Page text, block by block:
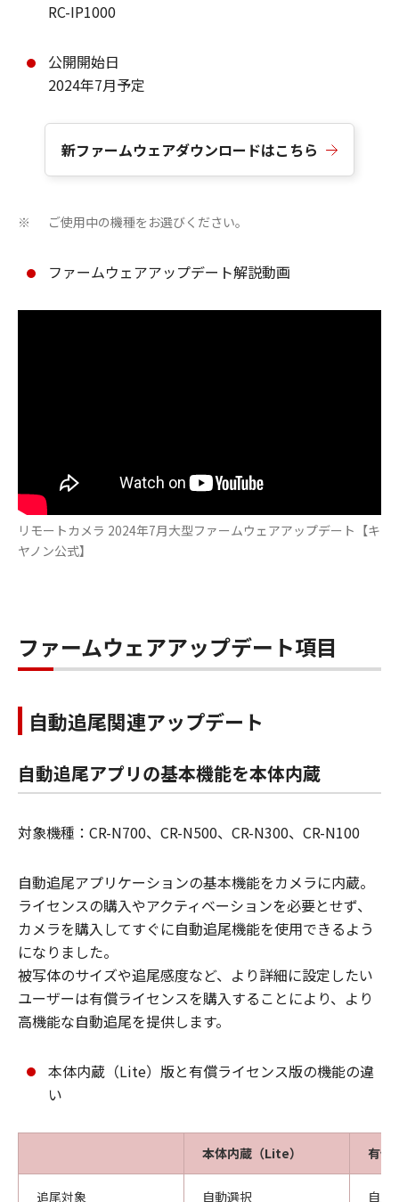
RC-IP1000
公開開始日
2024年7月予定
新ファームウェアダウンロードはこちら
※ ご使用中の機種をお選びください。
ファームウェアアップデート解説動画
リモートカメラ 2024年7月大型ファームウェアアップデート【キ
ヤノン公式】
ファームウェアアップデート項目
自動追尾関連アップデート
自動追尾アプリの基本機能を本体内蔵
対象機種：CR-N700、CR-N500、CR-N300、CR-N100
自動追尾アプリケーションの基本機能をカメラに内蔵。
ライセンスの購入やアクティベーションを必要とせず、
カメラを購入してすぐに自動追尾機能を使用できるよう
になりました。
被写体のサイズや追尾感度など、より詳細に設定したい
ユーザーは有償ライセンスを購入することにより、より
高機能な自動追尾を提供します。
本体内蔵（Lite）版と有償ライセンス版の機能の違
い
本体内蔵（Lite） 有償
追尾対象 自動選択 自動